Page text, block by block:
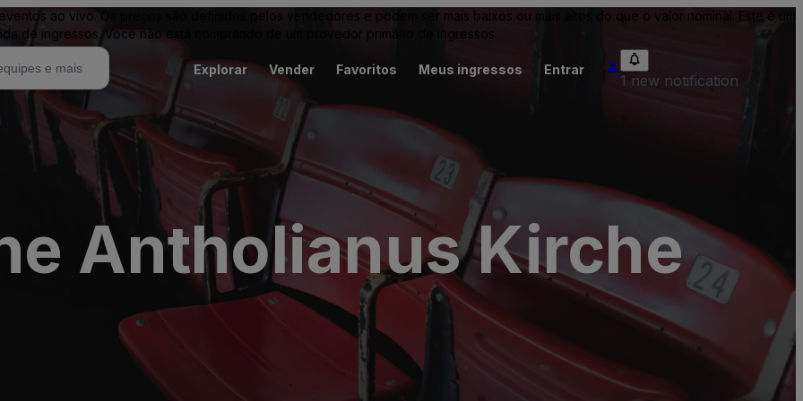
ao vivo. Os preços são definidos pelos vendedores e podem ser mais baixos ou mais altos do que o valor nominal. Este é um
de ingressos. Você não está comprando de um provedor primário de ingressos.
Explorar Vender Favoritos Meus ingressos Entrar
1 new notification
Antholianus Kirche